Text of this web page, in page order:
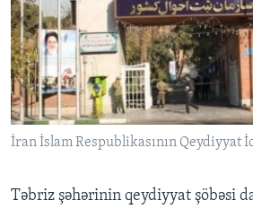
BIZI IZLƏYIN
Dillər
İran İslam Respublikasının Qeydiyyat
Təbriz şəhərinin qeydiyyat şöbəsi